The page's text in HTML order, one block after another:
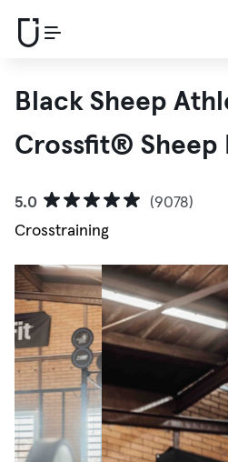
Black Sheep
Crossfit® Sheep
5.0
(9078)
Crosstraining